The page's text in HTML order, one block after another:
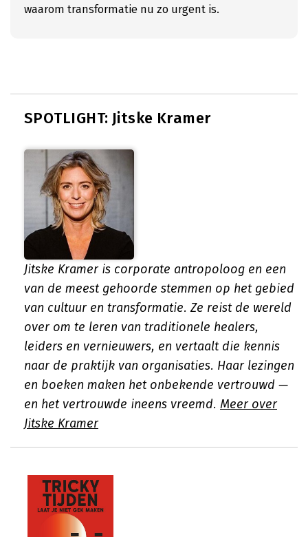
waarom transformatie nu zo urgent is.
SPOTLIGHT: Jitske Kramer
Jitske Kramer is corporate antropoloog en een
van de meest gehoorde stemmen op het gebied
van cultuur en transformatie. Ze reist de wereld
over om te leren van traditionele healers,
leiders en vernieuwers, en vertaalt die kennis
naar de praktijk van organisaties. Haar lezingen
en boeken maken het onbekende vertrouwd —
en het vertrouwde ineens vreemd. Meer over
Jitske Kramer